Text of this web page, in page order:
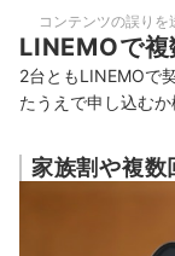
コンテンツの誤りを
LINEMOで
2台ともLINEMOで
たうえで申し込むか
家族割や複数